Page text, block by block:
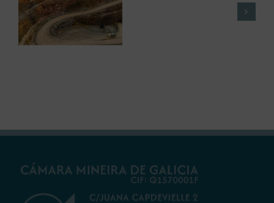
formación